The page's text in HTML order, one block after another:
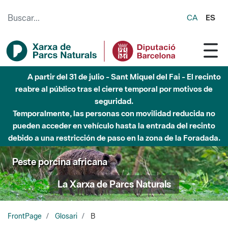
CA ES
A partir del 31 de julio - Sant Miquel del Fai - El recinto
reabre al público tras el cierre temporal por motivos de
seguridad.
Temporalmente, las personas con movilidad reducida no
pueden acceder en vehículo hasta la entrada del recinto
debido a una restricción de paso en la zona de la Foradada.
Peste porcina africana
La Xarxa de Parcs Naturals
FrontPage Glosari B